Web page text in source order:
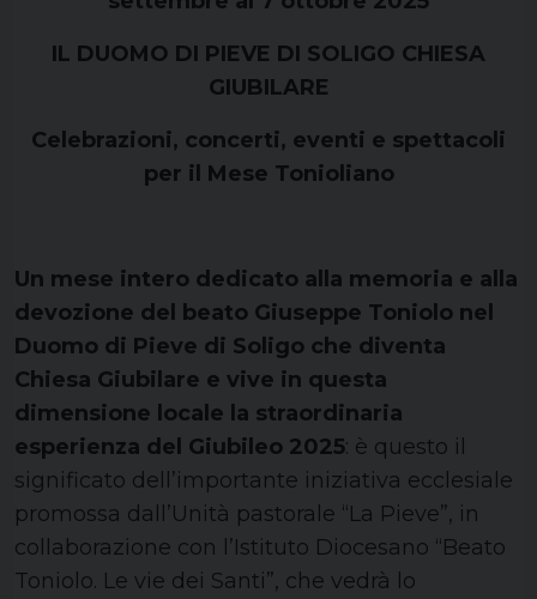
IL DUOMO DI PIEVE DI SOLIGO CHIESA
GIUBILARE
Celebrazioni, concerti, eventi e spettacoli
per il Mese Tonioliano
Un mese intero dedicato alla memoria e alla
devozione del beato Giuseppe Toniolo nel
Duomo di Pieve di Soligo che diventa
Chiesa Giubilare e vive in questa
dimensione locale la straordinaria
esperienza del Giubileo 2025: è questo il
significato dell’importante iniziativa ecclesiale
promossa dall’Unità pastorale “La Pieve”, in
collaborazione con l’Istituto Diocesano “Beato
Toniolo. Le vie dei Santi”, che vedrà lo